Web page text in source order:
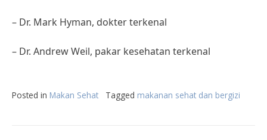
– Dr. Mark Hyman, dokter terkenal
– Dr. Andrew Weil, pakar kesehatan terkenal
Posted in Makan Sehat Tagged makanan sehat dan bergizi